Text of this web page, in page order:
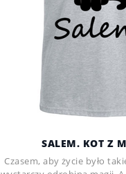
SALEM. KOT Z
Czasem, aby życie było